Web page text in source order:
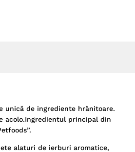
unică de ingrediente hrănitoare.
acolo.Ingredientul principal din
alaturi de ierburi aromatice,